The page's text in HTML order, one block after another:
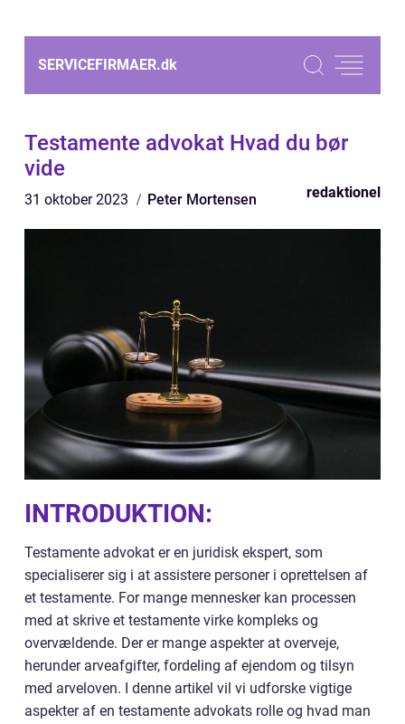
SERVICEFIRMAER.dk
Testamente advokat Hvad du bør
vide
31 oktober 2023 Peter Mortensen redaktionel
INTRODUKTION:
Testamente advokat er en juridisk ekspert, som
specialiserer sig i at assistere personer i oprettelsen af
et testamente. For mange mennesker kan processen
med at skrive et testamente virke kompleks og
overvældende. Der er mange aspekter at overveje,
herunder arveafgifter, fordeling af ejendom og tilsyn
med arveloven. I denne artikel vil vi udforske vigtige
aspekter af en testamente advokats rolle og hvad man